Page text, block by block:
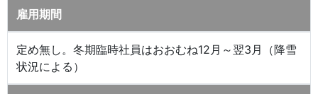
雇用期間
定め無し。冬期臨時社員はおおむね12月～翌3月（降雪
状況による）